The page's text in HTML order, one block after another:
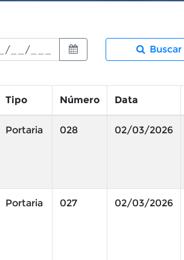
Buscar
Tipo Número Data
Portaria 028 02/03/2026
Portaria 027 02/03/2026